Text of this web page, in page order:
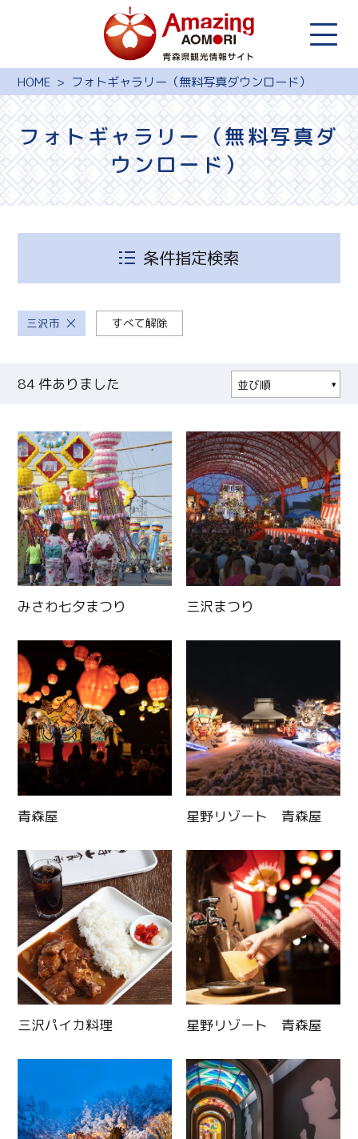
HOME フォトギャラリー（無料写真ダウンロード）
フォトギャラリー（無料写真ダ
ウンロード）
条件指定検索
三沢市 すべて解除
84 件ありました
並び順
更新日順
みさわ七夕まつり 三沢まつり
青森屋 星野リゾート 青森屋
三沢パイカ料理 星野リゾート 青森屋